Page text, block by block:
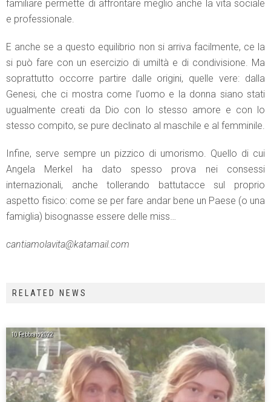
familiare permette di affrontare meglio anche la vita sociale
e professionale.
E anche se a questo equilibrio non si arriva facilmente, ce la
si può fare con un esercizio di umiltà e di condivisione. Ma
soprattutto occorre partire dalle origini, quelle vere: dalla
Genesi, che ci mostra come l’uomo e la donna siano stati
ugualmente creati da Dio con lo stesso amore e con lo
stesso compito, se pure declinato al maschile e al femminile.
Infine, serve sempre un pizzico di umorismo. Quello di cui
Angela Merkel ha dato spesso prova nei consessi
internazionali, anche tollerando battutacce sul proprio
aspetto fisico: come se per fare andar bene un Paese (o una
famiglia) bisognasse essere delle miss…
cantiamolavita@katamail.com
RELATED NEWS
10 Febbraio 2022